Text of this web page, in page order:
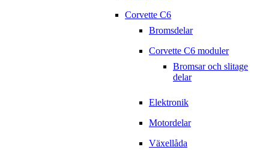
Corvette C6
Bromsdelar
Corvette C6 moduler
Bromsar och slitage
delar
Elektronik
Motordelar
Växellåda